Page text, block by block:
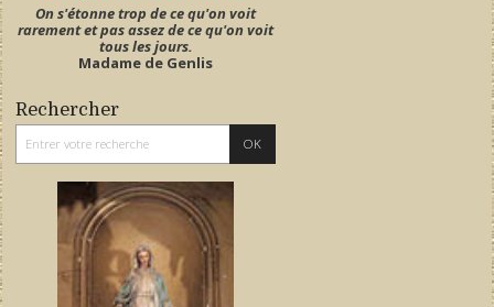
On s'étonne trop de ce qu'on voit
rarement et pas assez de ce qu'on voit
tous les jours.
Madame de Genlis
Rechercher